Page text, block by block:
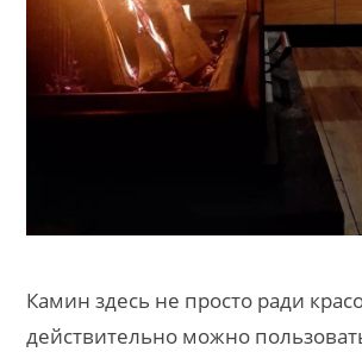
Камин здесь не просто ради
действительно можно